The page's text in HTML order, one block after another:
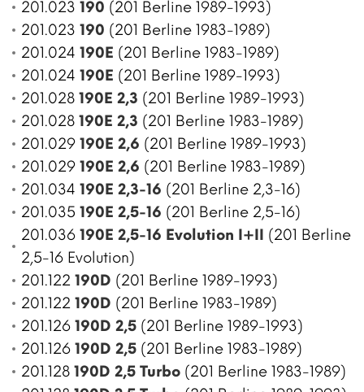
201.023 190 (201 Berline 1989-1993)
201.023 190 (201 Berline 1983-1989)
201.024 190E (201 Berline 1983-1989)
201.024 190E (201 Berline 1989-1993)
201.028 190E 2,3 (201 Berline 1989-1993)
201.028 190E 2,3 (201 Berline 1983-1989)
201.029 190E 2,6 (201 Berline 1989-1993)
201.029 190E 2,6 (201 Berline 1983-1989)
201.034 190E 2,3-16 (201 Berline 2,3-16)
201.035 190E 2,5-16 (201 Berline 2,5-16)
201.036 190E 2,5-16 Evolution I+II (201 Berline
2,5-16 Evolution)
201.122 190D (201 Berline 1989-1993)
201.122 190D (201 Berline 1983-1989)
201.126 190D 2,5 (201 Berline 1989-1993)
201.126 190D 2,5 (201 Berline 1983-1989)
201.128 190D 2,5 Turbo (201 Berline 1983-1989)